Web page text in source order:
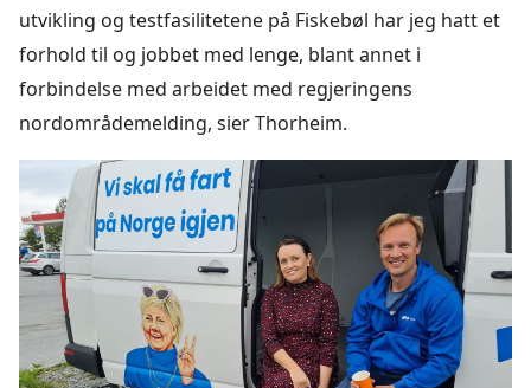
utvikling og testfasilitetene på Fiskebøl har jeg hatt et
forhold til og jobbet med lenge, blant annet i
forbindelse med arbeidet med regjeringens
nordområdemelding, sier Thorheim.